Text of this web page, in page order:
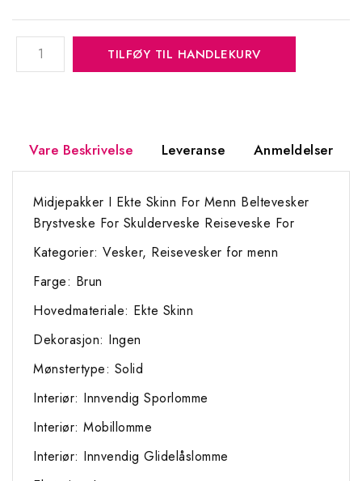
TILFØY TIL HANDLEKURV
Vare Beskrivelse Leveranse Anmeldelser
Midjepakker I Ekte Skinn For Menn Beltevesker
Brystveske For Skulderveske Reiseveske For
Kategorier: Vesker, Reisevesker for menn
Farge: Brun
Hovedmateriale: Ekte Skinn
Dekorasjon: Ingen
Mønstertype: Solid
Interiør: Innvendig Sporlomme
Interiør: Mobillomme
Interiør: Innvendig Glidelåslomme